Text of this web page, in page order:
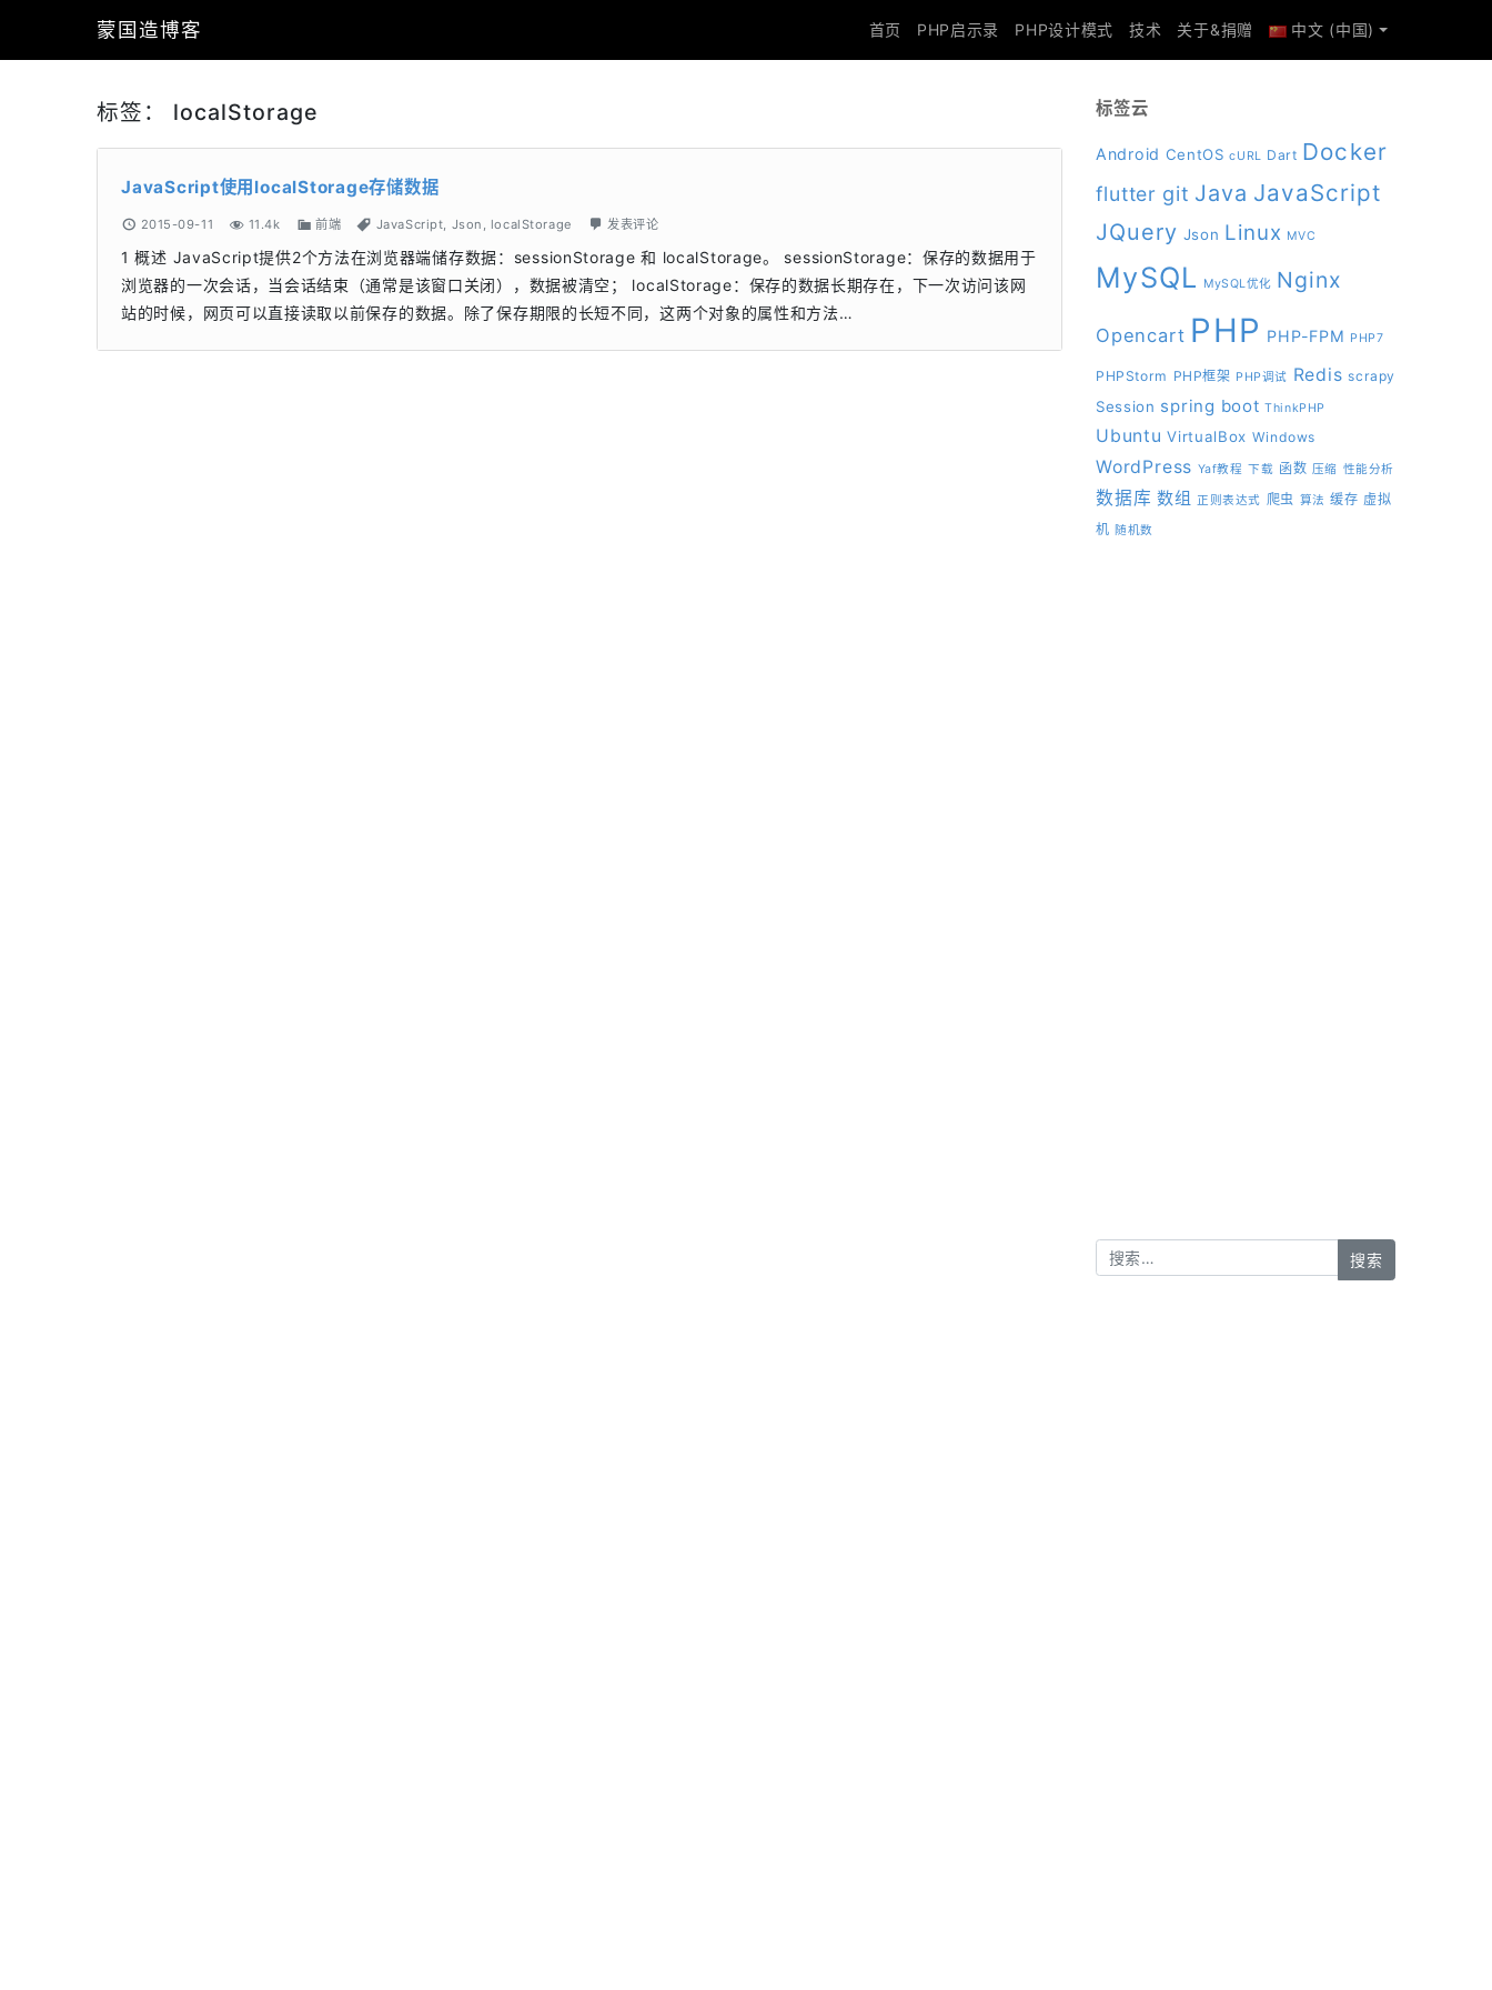
蒙国造博客 首页 PHP启示录 PHP设计模式 技术 关于&捐赠 中文 (中国)
标签： localStorage
JavaScript使用localStorage存储数据
2015-09-11 11.4k 前端 JavaScript, Json , localStorage 发表评论
1 概述 JavaScript提供2个方法在浏览器端储存数据：sessionStorage 和 localStorage。 sessionStorage：保存的数据用于
浏览器的一次会话，当会话结束（通常是该窗口关闭），数据被清空； localStorage：保存的数据长期存在，下一次访问该网
站的时候，网页可以直接读取以前保存的数据。除了保存期限的长短不同，这两个对象的属性和方法…
标签云
Android CentOS cURL Dart Docker
flutter git Java JavaScript
JQuery Json Linux MVC
MySQL MySQL优化 Nginx
Opencart PHP PHP-FPM PHP7
PHPStorm PHP框架 PHP调试 Redis scrapy
Session spring boot ThinkPHP
Ubuntu VirtualBox Windows
WordPress Yaf教程 下载 函数 压缩 性能分析
数据库 数组 正则表达式 爬虫 算法 缓存 虚拟
机 随机数